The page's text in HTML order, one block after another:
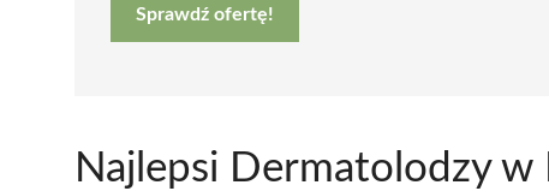
Sprawdź ofertę!
Najlepsi Dermatolodzy w